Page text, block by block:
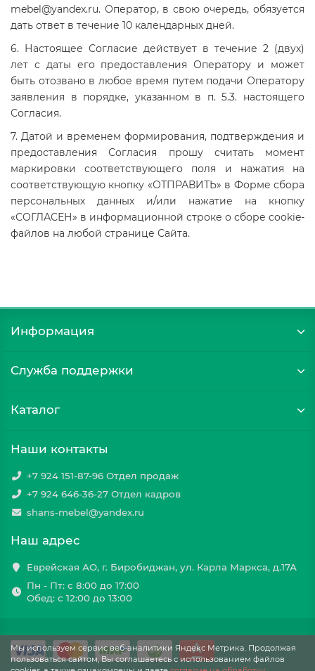
mebel@yandex.ru. Оператор, в свою очередь, обязуется
дать ответ в течение 10 календарных дней.
6. Настоящее Согласие действует в течение 2 (двух)
лет с даты его предоставления Оператору и может
быть отозвано в любое время путем подачи Оператору
заявления в порядке, указанном в п. 5.3. настоящего
Согласия.
7. Датой и временем формирования, подтверждения и
предоставления Согласия прошу считать момент
маркировки соответствующего поля и нажатия на
соответствующую кнопку «ОТПРАВИТЬ» в Форме сбора
персональных данных и/или нажатие на кнопку
«СОГЛАСЕН» в информационной строке о сборе cookie-
файлов на любой странице Сайта.
Мы используем сервис веб-аналитики Яндекс Метрика. Продолжая
пользоваться сайтом, Вы соглашаетесь с использованием файлов
Информация
Служба поддержки
Каталог
Наши контакты
+7 924 151-87-96 Отдел продаж
+7 924 646-36-27 Отдел кадров
shans-mebel@yandex.ru
Наш адрес
Еврейская АО, г. Биробиджан, ул. Карла Маркса, д.17А
Пн - Пт: с 8:00 до 17:00
Обед: с 12:00 до 13:00